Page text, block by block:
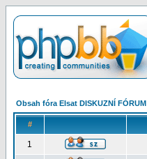
Obsah fóra Elsat DISKUZNÍ FÓRUM
#
1